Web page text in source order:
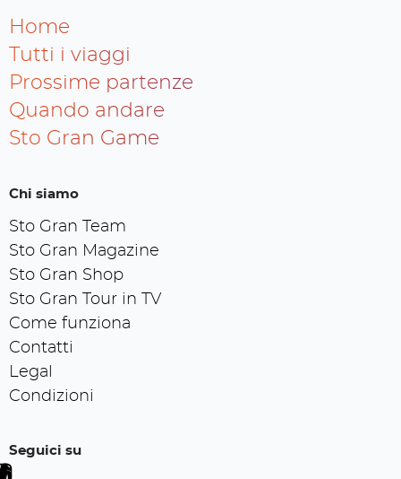
Home
Tutti i viaggi
Prossime partenze
Quando andare
Sto Gran Game
Chi siamo
Sto Gran Team
Sto Gran Magazine
Sto Gran Shop
Sto Gran Tour in TV
Come funziona
Contatti
Legal
Condizioni
Seguici su